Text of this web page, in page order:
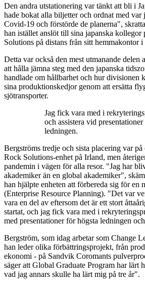
Den andra utstationering var tänkt att bli i
hade bokat alla biljetter och ordnat med
Covid-19 och förstörde de planerna",
han istället anslöt till sina japanska
Solutions på distans från sitt hemmakontor i
Detta var också den mest utmanande delen
att hålla jämna steg med den japanska
handlade om hållbarhet och hur divisionen
sina produktionskedjor genom att ersätta
sjötransporter.
Jag fick vara med i
och assistera vid
ledningen.
Bergströms tredje och sista placering var
Rock Solutions-enhet på Irland, men
pandemin i vägen för alla resor. "Jag har
akademiker än en global akademiker",
han hjälpte enheten att förbereda sig för en
(Enterprise Resource Planning). "Det var
vara en del av eftersom det är ett stort
startat, och jag fick vara med i
med presentationer för högsta ledningen
Bergström, som idag arbetar som Change
han leder olika förbättringsprojekt, från
ekonomi - på Sandvik Coromants
säger att Global Graduate Program har lärt
vad jag annars skulle ha lärt mig på tre år".